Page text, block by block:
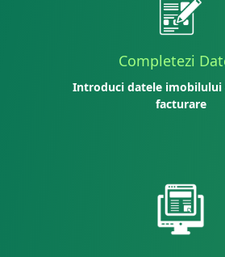
Completezi
Introduci datele imobilului
facturare